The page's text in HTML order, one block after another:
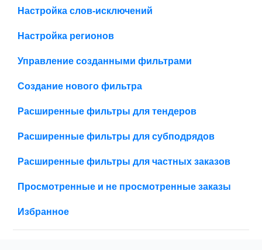
Настройка слов-исключений
Настройка регионов
Управление созданными фильтрами
Создание нового фильтра
Расширенные фильтры для тендеров
Расширенные фильтры для субподрядов
Расширенные фильтры для частных заказов
Просмотренные и не просмотренные заказы
Избранное